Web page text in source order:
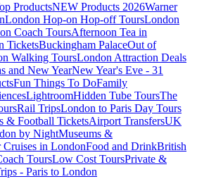
ProductsNEW Products 2026Warner
London Hop-on Hop-off ToursLondon
Coach ToursAfternoon Tea in
TicketsBuckingham PalaceOut of
Walking ToursLondon Attraction Deals
and New YearNew Year's Eve - 31
Fun Things To DoFamily
LightroomHidden Tube ToursThe
Rail TripsLondon to Paris Day Tours
& Football TicketsAirport TransfersUK
by NightMuseums &
Cruises in LondonFood and DrinkBritish
ToursLow Cost ToursPrivate &
- Paris to London